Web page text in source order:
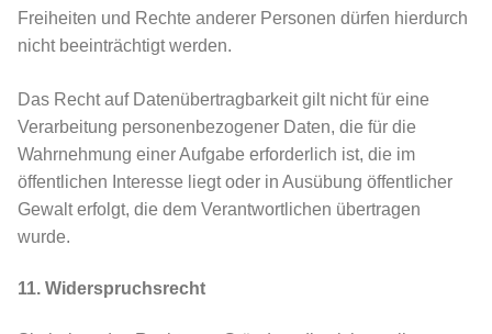
Freiheiten und Rechte anderer Personen dürfen hierdurch
nicht beeinträchtigt werden.
Das Recht auf Datenübertragbarkeit gilt nicht für eine
Verarbeitung personenbezogener Daten, die für die
Wahrnehmung einer Aufgabe erforderlich ist, die im
öffentlichen Interesse liegt oder in Ausübung öffentlicher
Gewalt erfolgt, die dem Verantwortlichen übertragen
wurde.
11. Widerspruchsrecht